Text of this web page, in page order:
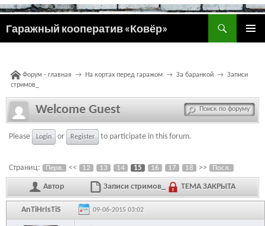
Гаражный кооператив «Ковёр»
ПЕРЕЙТИ
Форум - главная → На кортах перед гаражом → За баранкой → Записи
стримов_
Welcome Guest
Please Login or Register to participate in this forum.
Страниц: Перв. << 12 13 14 15 16 17 18 >> Посл.
Автор Записи стримов_ ТЕМА ЗАКРЫТА
AnTiHrIsTiS 09-06-2015 03:02